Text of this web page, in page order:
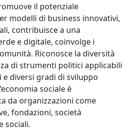
il potenziale
modelli di business innovativi,
contribuisce a una
e digitale, coinvolge i
Riconosce la diversità
di strumenti politici applicabili
diversi gradi di sviluppo
sociale è
da organizzazioni come
fondazioni, società
sociali.